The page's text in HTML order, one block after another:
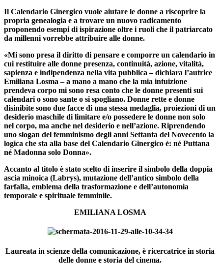
Il Calendario Ginergico vuole aiutare le donne a riscoprire la
propria genealogia e a trovare un nuovo radicamento
proponendo esempi di ispirazione oltre i ruoli che il patriarcato
da millenni vorrebbe attribuire alle donne.
«Mi sono presa il diritto di pensare e comporre un calendario in
cui restituire alle donne presenza, continuità, azione, vitalità,
sapienza e indipendenza nella vita pubblica – dichiara l’autrice
Emiliana Losma – a mano a mano che la mia intuizione
prendeva corpo mi sono resa conto che le donne presenti sui
calendari o sono sante o si spogliano. Donne rette e donne
disinibite sono due facce di una stessa medaglia, proiezioni di un
desiderio maschile di limitare e/o possedere le donne non solo
nel corpo, ma anche nel desiderio e nell’azione. Riprendendo
uno slogan del femminismo degli anni Settanta del Novecento la
logica che sta alla base del Calendario Ginergico è: né Puttana
né Madonna solo Donna».
Accanto al titolo è stato scelto di inserire il simbolo della doppia
ascia minoica (Labrys), mutazione dell’antico simbolo della
farfalla, emblema della trasformazione e dell’autonomia
temporale e spirituale femminile.
EMILIANA LOSMA
Laureata in scienze della comunicazione, è ricercatrice in storia
delle donne e storia del cinema.